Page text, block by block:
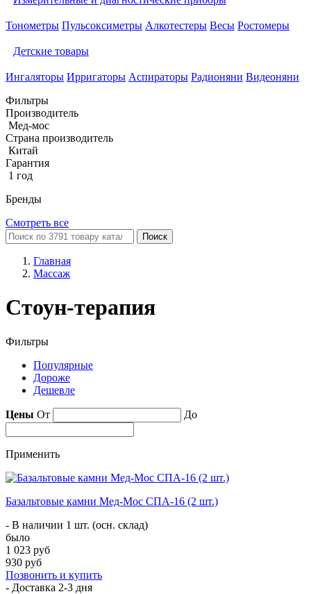
Тонометры Пульсоксиметры Алкотестеры Весы Ростомеры
Детские товары
Ингаляторы Ирригаторы Аспираторы Радионяни Видеоняни
Фильтры
Производитель
Мед-мос
Страна производитель
Китай
Гарантия
1 год
Бренды
Смотреть все
Поиск
Главная
Массаж
Стоун-терапия
Фильтры
Популярные
Дороже
Дешевле
Цены От До
Применить
Базальтовые камни Мед-Мос СПА-16 (2 шт.)
- В наличии 1 шт. (осн. склад)
было
1 023 руб
930 руб
Позвонить и купить
- Доставка 2-3 дня